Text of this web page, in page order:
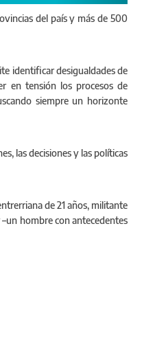
del país y más de 500
identificar desigualdades de
en tensión los procesos de
siempre un horizonte
las decisiones y las políticas
de 21 años, militante
hombre con antecedentes